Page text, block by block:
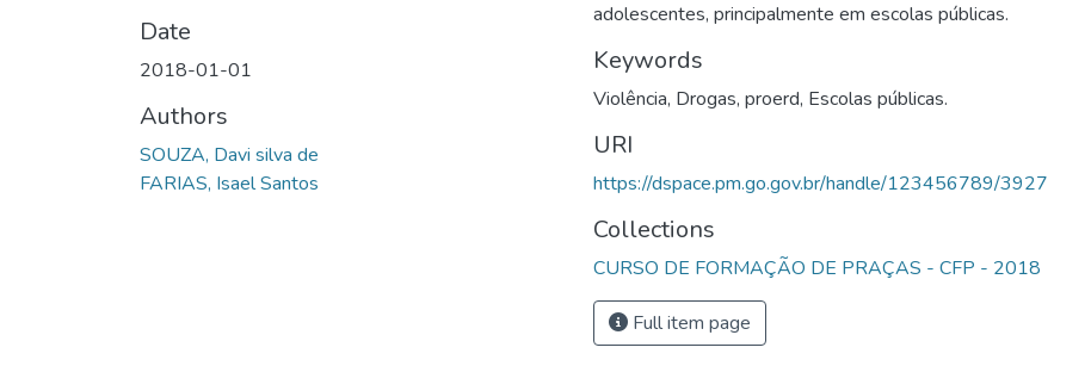
Date
2018-01-01
Authors
SOUZA, Davi silva de
FARIAS, Isael Santos
adolescentes, principalmente em escolas públicas.
Keywords
Violência, Drogas, proerd, Escolas públicas.
URI
https://dspace.pm.go.gov.br/handle/123456789/3927
Collections
CURSO DE FORMAÇÃO DE PRAÇAS - CFP - 2018
Full item page